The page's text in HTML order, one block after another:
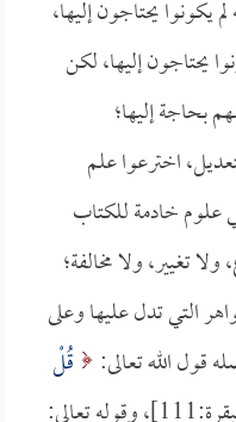
يكونوا يحتاجون إليها،
يحتاجون إليها، لكن
بحاجة إليها؛
اخترعوا علم
علوم خادمة للكتاب
تغيير، ولا مخالفة؛
التي تدل عليها وعلى
قول الله تعالى:
قُلْ